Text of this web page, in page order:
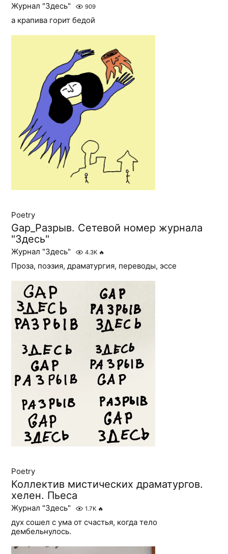
Журнал "Здесь" 909
а крапива горит бедой
Poetry
Gap_Разрыв. Сетевой номер журнала
"Здесь"
Журнал "Здесь" 4.3K 🔥
Проза, поэзия, драматургия, переводы, эссе
Poetry
Коллектив мистических драматургов.
хелен. Пьеса
Журнал "Здесь" 1.7K 🔥
дух сошел с ума от счастья, когда тело
дембельнулось.